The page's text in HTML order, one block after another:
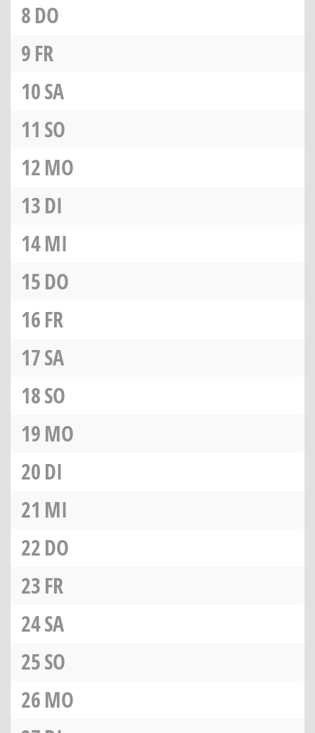
8DO
9FR
10SA
11 SO
12MO
13DI
14MI
15DO
16FR
17SA
18SO
19MO
20DI
21 MI
22DO
23FR
24SA
25SO
26MO